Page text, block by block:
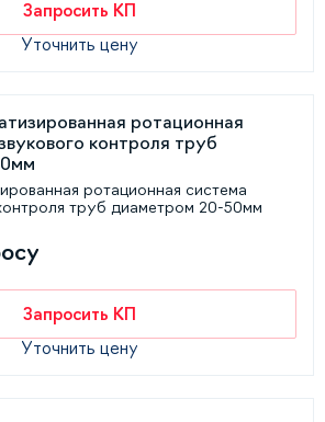
Запросить КП
Уточнить цену
ротационная система
труб диаметром 20-50мм
Запросить КП
Уточнить цену